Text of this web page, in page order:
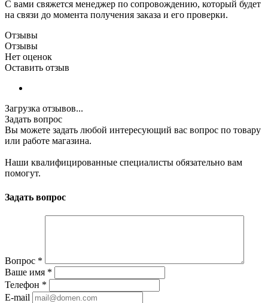
С вами свяжется менеджер по сопровождению, который будет
на связи до момента получения заказа и его проверки.
Отзывы
Отзывы
Нет оценок
Оставить отзыв
Загрузка отзывов...
Задать вопрос
Вы можете задать любой интересующий вас вопрос по товару
или работе магазина.
Наши квалифицированные специалисты обязательно вам
помогут.
Задать вопрос
Вопрос *
Ваше имя *
Телефон *
E-mail